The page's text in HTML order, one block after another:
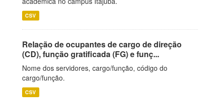
CSV
Relação de ocupantes de cargo de direção
(CD), função gratificada (FG) e funç...
Nome dos servidores, cargo/função, código do
cargo/função.
CSV